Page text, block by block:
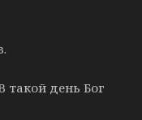
такой день Бог